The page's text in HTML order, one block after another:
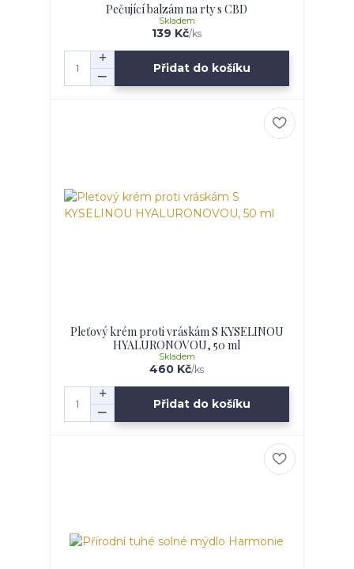
Pečující balzám na rty s CBD
139 Kč/ks
Skladem
Přidat do košíku
Pleťový krém proti vráskám S KYSELINOU
HYALURONOVOU, 50 ml
460 Kč/ks
Skladem
Přidat do košíku